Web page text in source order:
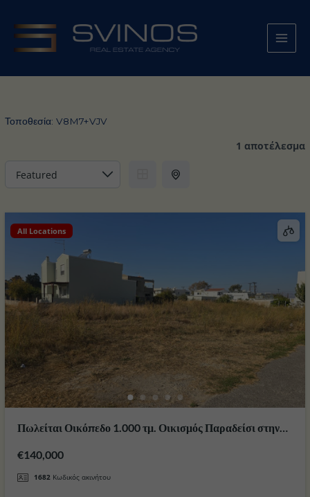
περιεχόμενο
Τοποθεσία:V8M7+VJV
1 αποτέλεσμα
All Locations
Πωλείται Οικόπεδο 1.000 τμ. Οικισμός Παραδείσι στην
€140,000
1682 Κωδικός ακινήτου